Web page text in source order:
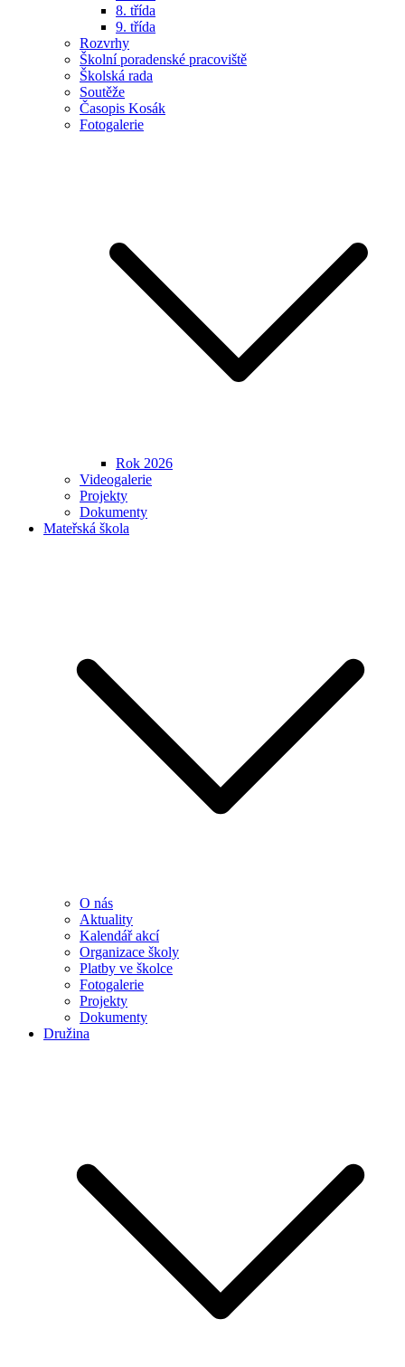
8. třída
9. třída
Rozvrhy
Školní poradenské pracoviště
Školská rada
Soutěže
Časopis Kosák
Fotogalerie
Rok 2026
Videogalerie
Projekty
Dokumenty
Mateřská škola
O nás
Aktuality
Kalendář akcí
Organizace školy
Platby ve školce
Fotogalerie
Projekty
Dokumenty
Družina